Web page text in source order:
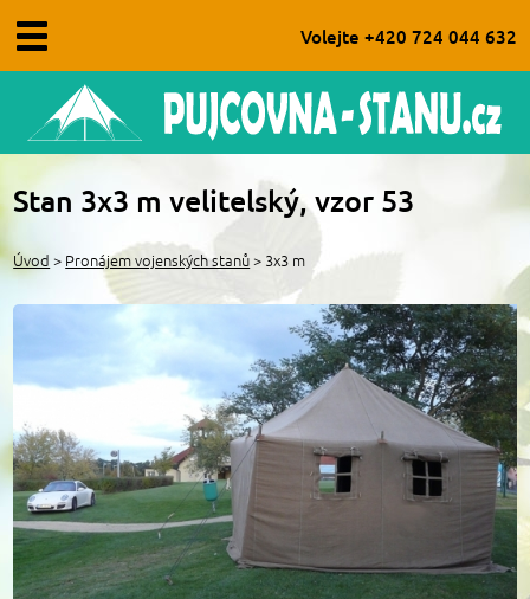
Stan 3x3 m velitelský, vzor 53
Úvod > Pronájem vojenských stanů > 3x3 m
Úvod
Obchodní podmínky
Kontakt
FAQ - časté dotazy
Volejte +420 724 044 632
Pronájem párty stanů
Pronájem vojenských stanů
Pronájem doplňků